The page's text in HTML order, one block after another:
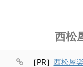
西松
［PR］ 西松屋